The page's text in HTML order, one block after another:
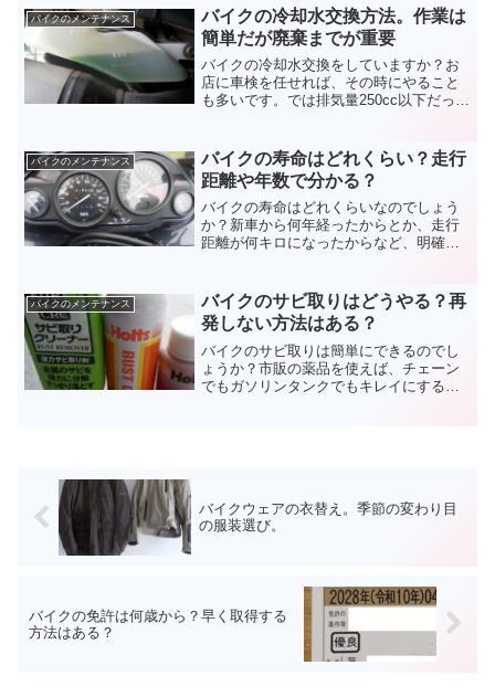
のバッテリーと比べて圧倒的に安い中国
製。価格は魅力的ですが安...
バイクのメンテナンス
バイクの冷却水交換方法。作業は
簡単だが廃棄までが重要
バイクの冷却水交換をしていますか？お
店に車検を任せれば、その時にやること
も多いです。では排気量250cc以下だった
すよね。作業は簡単なのでバイクの冷却
水交換方法を覚えましょう。
バイクのメンテナンス
バイクの寿命はどれくらい？走行
距離や年数で分かる？
バイクの寿命はどれくらいなのでしょう
か？新車から何年経ったからとか、走行
距離が何キロになったからなど、明確な
く乗り続けるための手段も含めて、バイ
クの寿命についてまとめました。
バイクのメンテナンス
バイクのサビ取りはどうやる？再
発しない方法はある？
バイクのサビ取りは簡単にできるのでし
ょうか？市販の薬品を使えば、チェーン
でもガソリンタンクでもキレイにするこ
バイクウェアの衣替え。季節の変わり目
の服装選び。
バイクの免許は何歳から？早く取得する
方法はある？